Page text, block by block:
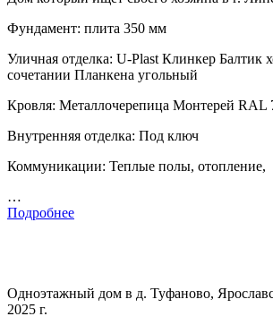
Фундамент: плита 350 мм
Уличная отделка: U-Plast Клинкер Балтик
сочетании Планкена угольный
Кровля: Металлочерепица Монтерей RAL
Внутренняя отделка: Под ключ
Коммуникации: Теплые полы, отопление,
…
Подробнее
Одноэтажный дом в д. Туфаново,
2025 г.